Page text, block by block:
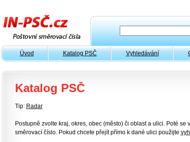
Úvod Katalog PSČ Vyhledávání
Katalog PSČ
Tip: Radar
Postupně zvolte kraj, okres, obec (město) či oblast a ulici. Poté se
směrovací číslo. Pokud chcete přejít přímo k dané ulici použijte